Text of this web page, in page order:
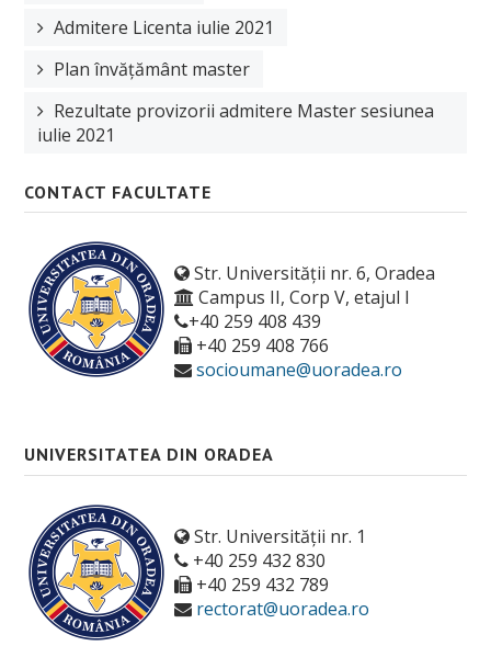
Admitere Licenta iulie 2021
Plan învățământ master
Rezultate provizorii admitere Master sesiunea
iulie 2021
CONTACT FACULTATE
Str. Universității nr. 6, Oradea
Campus II, Corp V, etajul I
+40 259 408 439
+40 259 408 766
socioumane@uoradea.ro
UNIVERSITATEA DIN ORADEA
Str. Universității nr. 1
+40 259 432 830
+40 259 432 789
rectorat@uoradea.ro